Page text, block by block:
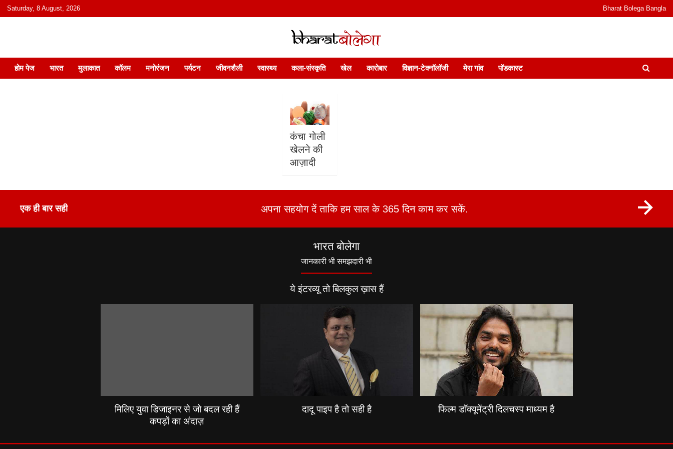
content
Saturday, 8 August, 2026 Bharat Bolega Bangla
भारत बोलेगा
हिंदी में समाचार, विचार, ऑडियो, वीडियो और फ़ीचर. भारत बोलेगा हिंदी न्यूज़ वेबसाइट India: News, Views, Info, Trends & Podcast I जानकारी भी समझदारी भी और पॉडकास्ट
होम पेज भारत मुलाकात कॉलम मनोरंजन पर्यटन जीवनशैली स्वास्थ्य कला-संस्कृति खेल कारोबार विज्ञान-टेक्नॉलॉजी मेरा गांव पॉडकास्ट
कंचा गोली
खेलने की
आज़ादी
एक ही बार सही अपना सहयोग दें ताकि हम साल के 365 दिन काम कर सकें.
भारत बोलेगा
जानकारी भी समझदारी भी
ये इंटरव्यू तो बिलकुल ख़ास हैं
मिलिए युवा डिजाइनर से जो बदल रही हैं
कपड़ों का अंदाज़
दादू पाइप है तो सही है फिल्म डॉक्यूमेंट्री दिलचस्प माध्यम है